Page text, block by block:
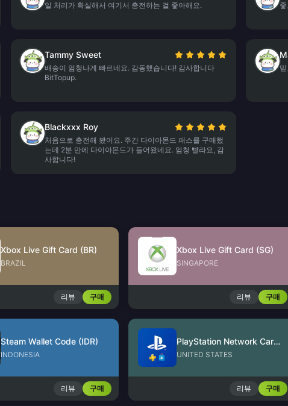
일 처리가 확실해서 여기서 충전하는 걸 좋아해요. 좋
Tammy Sweet
배송이 엄청나게 빠르네요. 감동했습니다! 감사합니다
BitTopup.
믿
Blackxxx Roy
처음으로 충전해 봤어요. 주간 다이아몬드 패스를 구매했
는데 2분 만에 다이아몬드가 들어왔네요. 엄청 빨라요, 감
사합니다!
Xbox Live Gift Card (BR)
BRAZIL
리뷰 구매
Xbox Live Gift Card (SG)
SINGAPORE
리뷰 구매
Steam Wallet Code (IDR)
INDONESIA
리뷰 구매
PlayStation Network Card (US)
UNITED STATES
리뷰 구매